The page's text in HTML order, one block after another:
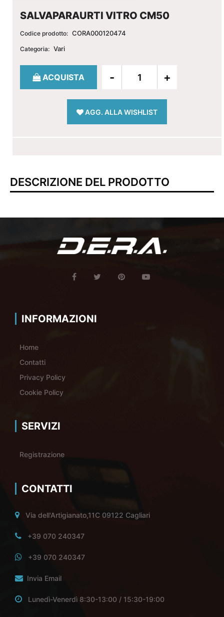
SALVAPARAURTI VITRO CM50
Codice prodotto: CORA000120474
Categoria: Vari
Quantità
ACQUISTA
AGG. ALLA WISHLIST
DESCRIZIONE DEL PRODOTTO
INFORMAZIONI
Home
Contatti
Privacy Policy
Cookie Policy
SERVIZI
Registrazione
CONTATTI
Via dell'Artigianato,11C 09122 Cagliari
+39 070 240347
+39 070 240347
Invia Email
Lunedì-Venerdì 8:30-13:00 / 15:30-19:00